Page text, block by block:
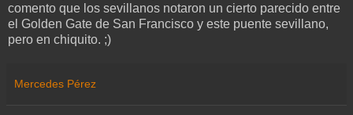
comento que los sevillanos notaron un cierto parecido entre
el Golden Gate de San Francisco y este puente sevillano,
pero en chiquito. ;)
Mercedes Pérez